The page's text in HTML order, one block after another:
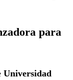
para
Universidad